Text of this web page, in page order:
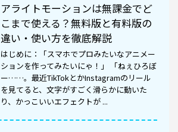
アライトモーションは無課金でど
こまで使える？無料版と有料版の
違い・使い方を徹底解説
はじめに：「スマホでプロみたいなアニメー
ションを作ってみたいにゃ！」 「ねぇひろぼ
ー……。最近TikTokとかInstagramのリール
を見てると、文字がすごく滑らかに動いた
り、かっこいいエフェクトが ...